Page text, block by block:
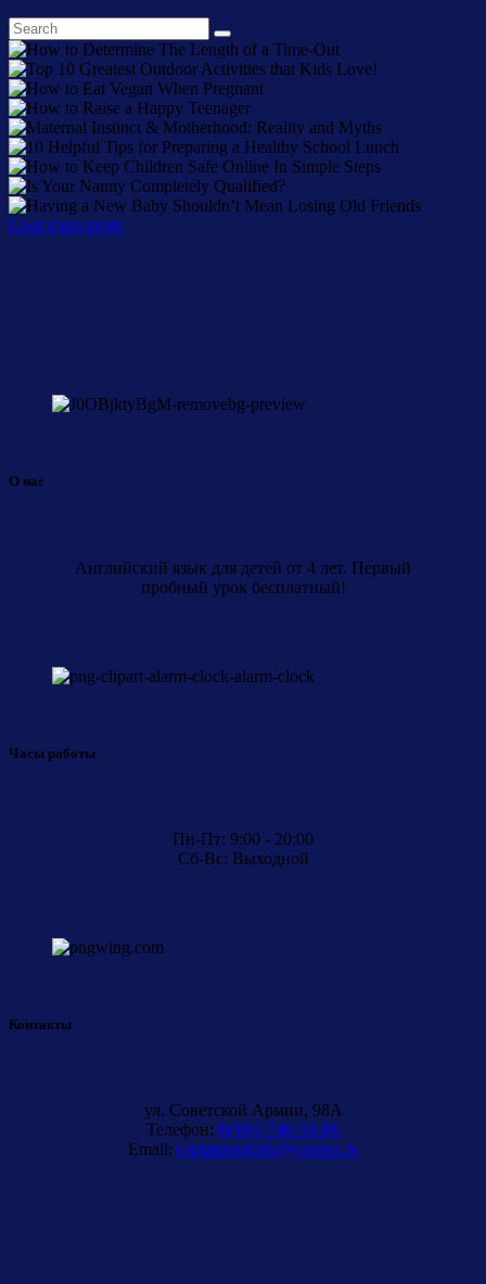
Load more posts
О нас
Английский язык для детей от 4 лет. Первый
пробный урок бесплатный!
Часы работы
Пн-Пт: 9:00 - 20:00
Сб-Вс: Выходной
Контакты
ул. Советской Армии, 98A
Телефон: 8(904) 746-51-86
Email: captainenglish@yandex.ru